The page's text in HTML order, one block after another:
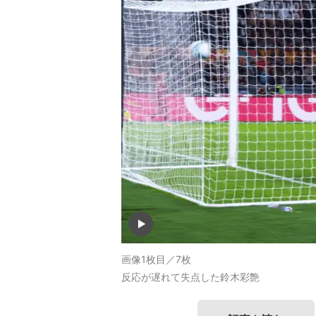
画像1枚目／7枚
反応が遅れて失点した鈴木彩艶